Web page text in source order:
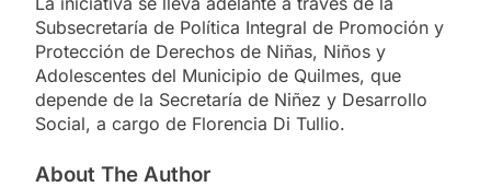
Subsecretaría de Política Integral de Promoción y
Protección de Derechos de Niñas, Niños y
Adolescentes del Municipio de Quilmes, que
depende de la Secretaría de Niñez y Desarrollo
Social, a cargo de Florencia Di Tullio.
About The Author